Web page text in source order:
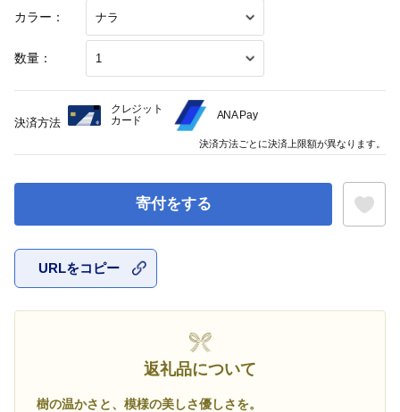
カラー：
数量：
寄付をする
URLをコピー
返礼品について
樹の温かさと、模様の美しさ優しさを。
決済方法
クレジット
カード
ANA Pay
決済方法ごとに決済上限額が異なります。